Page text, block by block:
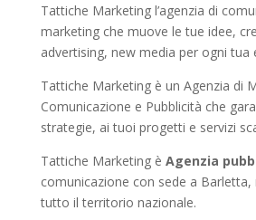
Tattiche Marketing l’agenzia di
marketing che muove le tue idee,
advertising, new media per ogni tua
Tattiche Marketing è un Agenzia di
Comunicazione e Pubblicità che
strategie, ai tuoi progetti e servizi
Tattiche Marketing è Agenzia
comunicazione con sede a
tutto il territorio nazionale.